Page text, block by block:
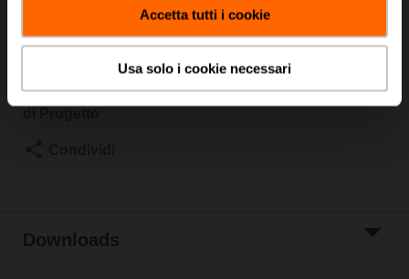
Accetta tutti i cookie
Usa solo i cookie necessari
Aggiungi al
carrello
Aggiungi a Lista
Downloads